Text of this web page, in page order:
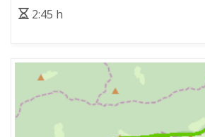
2:45 h